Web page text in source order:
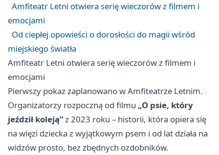
Amfiteatr Letni otwiera serię wieczorów z filmem i
emocjami
Od ciepłej opowieści o dorosłości do magii wśród
miejskiego światła
Amfiteatr Letni otwiera serię wieczorów z filmem i
emocjami
Pierwszy pokaz zaplanowano w Amfiteatrze Letnim.
Organizatorzy rozpoczną od filmu „O psie, który
jeździł koleją”z 2023 roku – historii, która opiera się
na więzi dziecka z wyjątkowym psem i od lat działa na
widzów prosto, bez zbędnych ozdobników.